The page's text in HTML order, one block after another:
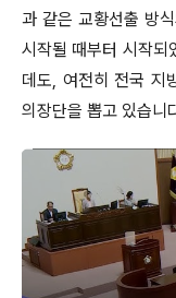
과 같은 교황선출 방
시작될 때부터 시작되
데도, 여전히 전국 지
의장단을 뽑고 있습니